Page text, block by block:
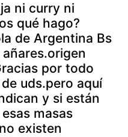
ni curry ni
qué hago?
de Argentina Bs
por todo
uds.pero aquí
y si están
masas
existen